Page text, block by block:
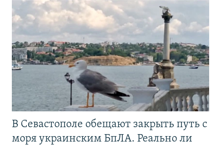
В Севастополе обещают закрыть путь с
моря украинским БпЛА. Реально ли